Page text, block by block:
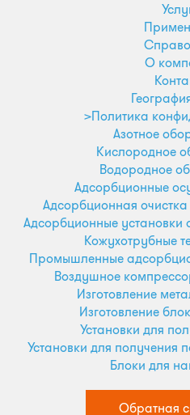
О
>Политика
Азотное
Кислородное
Водородное
Адсорбционные
Адсорбционная
Адсорбционные установки
Кожухотрубные
Промышленные
Воздушное
Изготовление
Изготовление
Установки для
Установки для получения
Блоки для
Обратная